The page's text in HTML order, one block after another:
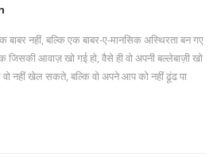
नहीं, बल्कि एक बाबर-ए-मानसिक अस्थिरता बन गए
आवाज़ खो गई हो, वैसे ही वो अपनी बल्लेबाज़ी खो
नहीं खेल सकते, बल्कि वो अपने आप को नहीं ढूंढ पा